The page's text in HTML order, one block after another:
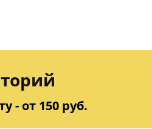
- от 150 руб.